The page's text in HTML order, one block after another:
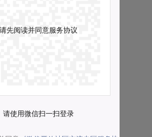
请先阅读并同意服务协议
请使用微信扫一扫登录